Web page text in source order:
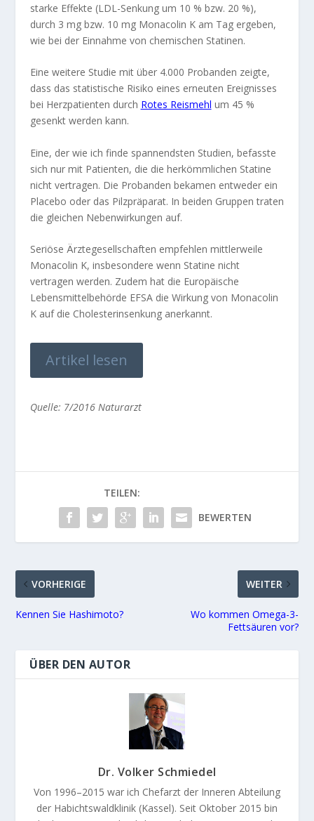
starke Effekte (LDL-Senkung um 10 % bzw. 20 %),
durch 3 mg bzw. 10 mg Monacolin K am Tag ergeben,
wie bei der Einnahme von chemischen Statinen.
Eine weitere Studie mit über 4.000 Probanden zeigte,
dass das statistische Risiko eines erneuten Ereignisses
bei Herzpatienten durch Rotes Reismehl um 45 %
gesenkt werden kann.
Eine, der wie ich finde spannendsten Studien, befasste
sich nur mit Patienten, die die herkömmlichen Statine
nicht vertragen. Die Probanden bekamen entweder ein
Placebo oder das Pilzpräparat. In beiden Gruppen traten
die gleichen Nebenwirkungen auf.
Seriöse Ärztegesellschaften empfehlen mittlerweile
Monacolin K, insbesondere wenn Statine nicht
vertragen werden. Zudem hat die Europäische
Lebensmittelbehörde EFSA die Wirkung von Monacolin
K auf die Cholesterinsenkung anerkannt.
Artikel lesen
Quelle: 7/2016 Naturarzt
TEILEN:
BEWERTEN
VORHERIGE
Kennen Sie Hashimoto?
WEITER
Wo kommen Omega-3-
Fettsäuren vor?
ÜBER DEN AUTOR
Dr. Volker Schmiedel
Von 1996–2015 war ich Chefarzt der Inneren Abteilung
der Habichtswaldklinik (Kassel). Seit Oktober 2015 bin